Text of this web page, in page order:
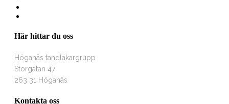
Här hittar du oss
Höganäs tandläkargrupp
Storgatan 47
263 31 Höganäs
Kontakta oss